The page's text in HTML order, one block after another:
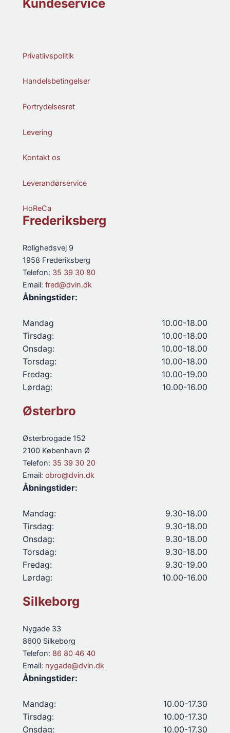
Kundeservice
Privatlivspolitik
Handelsbetingelser
Fortrydelsesret
Levering
Kontakt os
Leverandørservice
HoReCa
Frederiksberg
Rolighedsvej 9
1958 Frederiksberg
Telefon: 35 39 30 80
Email: fred@dvin.dk
Åbningstider:
Mandag
10.00-18.00
Tirsdag:
10.00-18.00
Onsdag:
10.00-18.00
Torsdag:
10.00-18.00
Fredag:
10.00-19.00
Lørdag:
10.00-16.00
Østerbro
Østerbrogade 152
2100 København Ø
Telefon: 35 39 30 20
Email: obro@dvin.dk
Åbningstider:
Mandag:
9.30-18.00
Tirsdag:
9.30-18.00
Onsdag:
9.30-18.00
Torsdag:
9.30-18.00
Fredag:
9.30-19.00
Lørdag:
10.00-16.00
Silkeborg
Nygade 33
8600 Silkeborg
Telefon: 86 80 46 40
Email: nygade@dvin.dk
Åbningstider:
Mandag:
10.00-17.30
Tirsdag:
10.00-17.30
Onsdag:
10.00-17.30